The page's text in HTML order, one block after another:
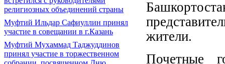
религиозных объединений страны
Муфтий Ильдар Сафиуллин принял
участие в совещании в г.Казань
Муфтий Мухаммад Таджуддинов
принял участие в торжественном
жители.
Почетные